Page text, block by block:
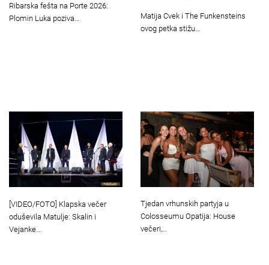
Ribarska fešta na Porte 2026:
Plomin Luka poziva…
Matija Cvek i The Funkensteins
ovog petka stižu…
[VIDEO/FOTO] Klapska večer
oduševila Matulje: Skalin i
Vejanke…
Tjedan vrhunskih partyja u
Colosseumu Opatija: House
večeri,…